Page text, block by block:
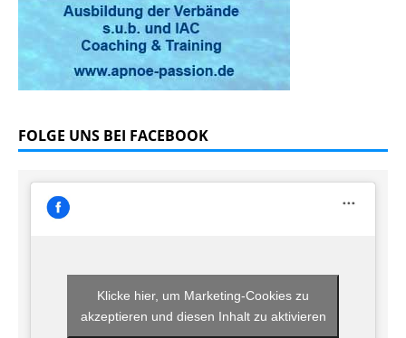
FOLGE UNS BEI FACEBOOK
Klicke hier, um Marketing-Cookies zu
akzeptieren und diesen Inhalt zu aktivieren